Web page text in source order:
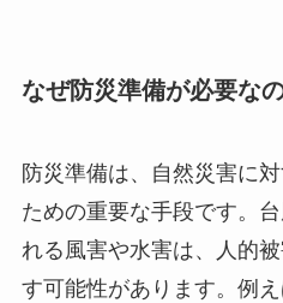
なぜ防災準備が必要な
防災準備は、自然災害に
ための重要な手段です。
れる風害や水害は、人的
す可能性があります。例